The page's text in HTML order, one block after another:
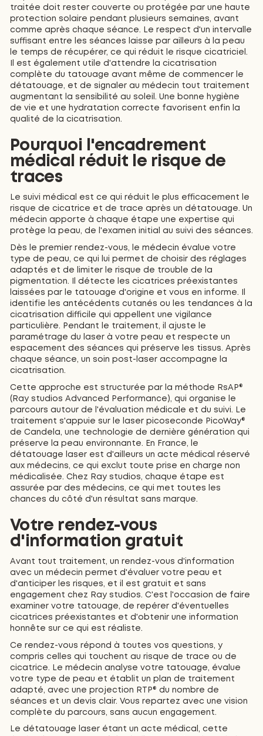
traitée doit rester couverte ou protégée par une haute
protection solaire pendant plusieurs semaines, avant
comme après chaque séance. Le respect d'un intervalle
suffisant entre les séances laisse par ailleurs à la peau
le temps de récupérer, ce qui réduit le risque cicatriciel.
Il est également utile d'attendre la cicatrisation
complète du tatouage avant même de commencer le
détatouage, et de signaler au médecin tout traitement
augmentant la sensibilité au soleil. Une bonne hygiène
de vie et une hydratation correcte favorisent enfin la
qualité de la cicatrisation.
Pourquoi l'encadrement
médical réduit le risque de
traces
Le suivi médical est ce qui réduit le plus efficacement le
risque de cicatrice et de trace après un détatouage. Un
médecin apporte à chaque étape une expertise qui
protège la peau, de l'examen initial au suivi des séances.
Dès le premier rendez-vous, le médecin évalue votre
type de peau, ce qui lui permet de choisir des réglages
adaptés et de limiter le risque de trouble de la
pigmentation. Il détecte les cicatrices préexistantes
laissées par le tatouage d'origine et vous en informe. Il
identifie les antécédents cutanés ou les tendances à la
cicatrisation difficile qui appellent une vigilance
particulière. Pendant le traitement, il ajuste le
paramétrage du laser à votre peau et respecte un
espacement des séances qui préserve les tissus. Après
chaque séance, un soin post-laser accompagne la
cicatrisation.
Cette approche est structurée par la méthode RsAP®
(Ray studios Advanced Performance), qui organise le
parcours autour de l'évaluation médicale et du suivi. Le
traitement s'appuie sur le laser picoseconde PicoWay®
de Candela, une technologie de dernière génération qui
préserve la peau environnante. En France, le
détatouage laser est d'ailleurs un acte médical réservé
aux médecins, ce qui exclut toute prise en charge non
médicalisée. Chez Ray studios, chaque étape est
assurée par des médecins, ce qui met toutes les
chances du côté d'un résultat sans marque.
Votre rendez-vous
d'information gratuit
Avant tout traitement, un rendez-vous d'information
avec un médecin permet d'évaluer votre peau et
d'anticiper les risques, et il est gratuit et sans
engagement chez Ray studios. C'est l'occasion de faire
examiner votre tatouage, de repérer d'éventuelles
cicatrices préexistantes et d'obtenir une information
honnête sur ce qui est réaliste.
Ce rendez-vous répond à toutes vos questions, y
compris celles qui touchent au risque de trace ou de
cicatrice. Le médecin analyse votre tatouage, évalue
votre type de peau et établit un plan de traitement
adapté, avec une projection RTP® du nombre de
séances et un devis clair. Vous repartez avec une vision
complète du parcours, sans aucun engagement.
Le détatouage laser étant un acte médical, cette